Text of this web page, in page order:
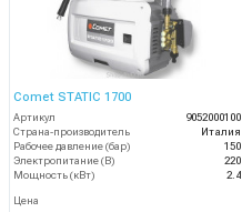
Comet STATIC 1700
Артикул
9052000100
Страна-производитель
Италия
Рабочее давление (бар)
150
Электропитание (В)
220
Мощность (кВт)
2.4
Цена